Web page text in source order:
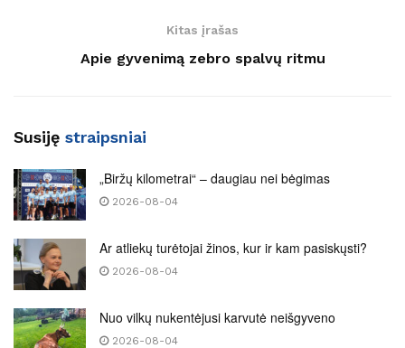
Kitas įrašas
Apie gyvenimą zebro spalvų ritmu
Susiję straipsniai
„Biržų kilometrai“ – daugiau nei bėgimas
2026-08-04
Ar atliekų turėtojai žinos, kur ir kam pasiskųsti?
2026-08-04
Nuo vilkų nukentėjusi karvutė neišgyveno
2026-08-04